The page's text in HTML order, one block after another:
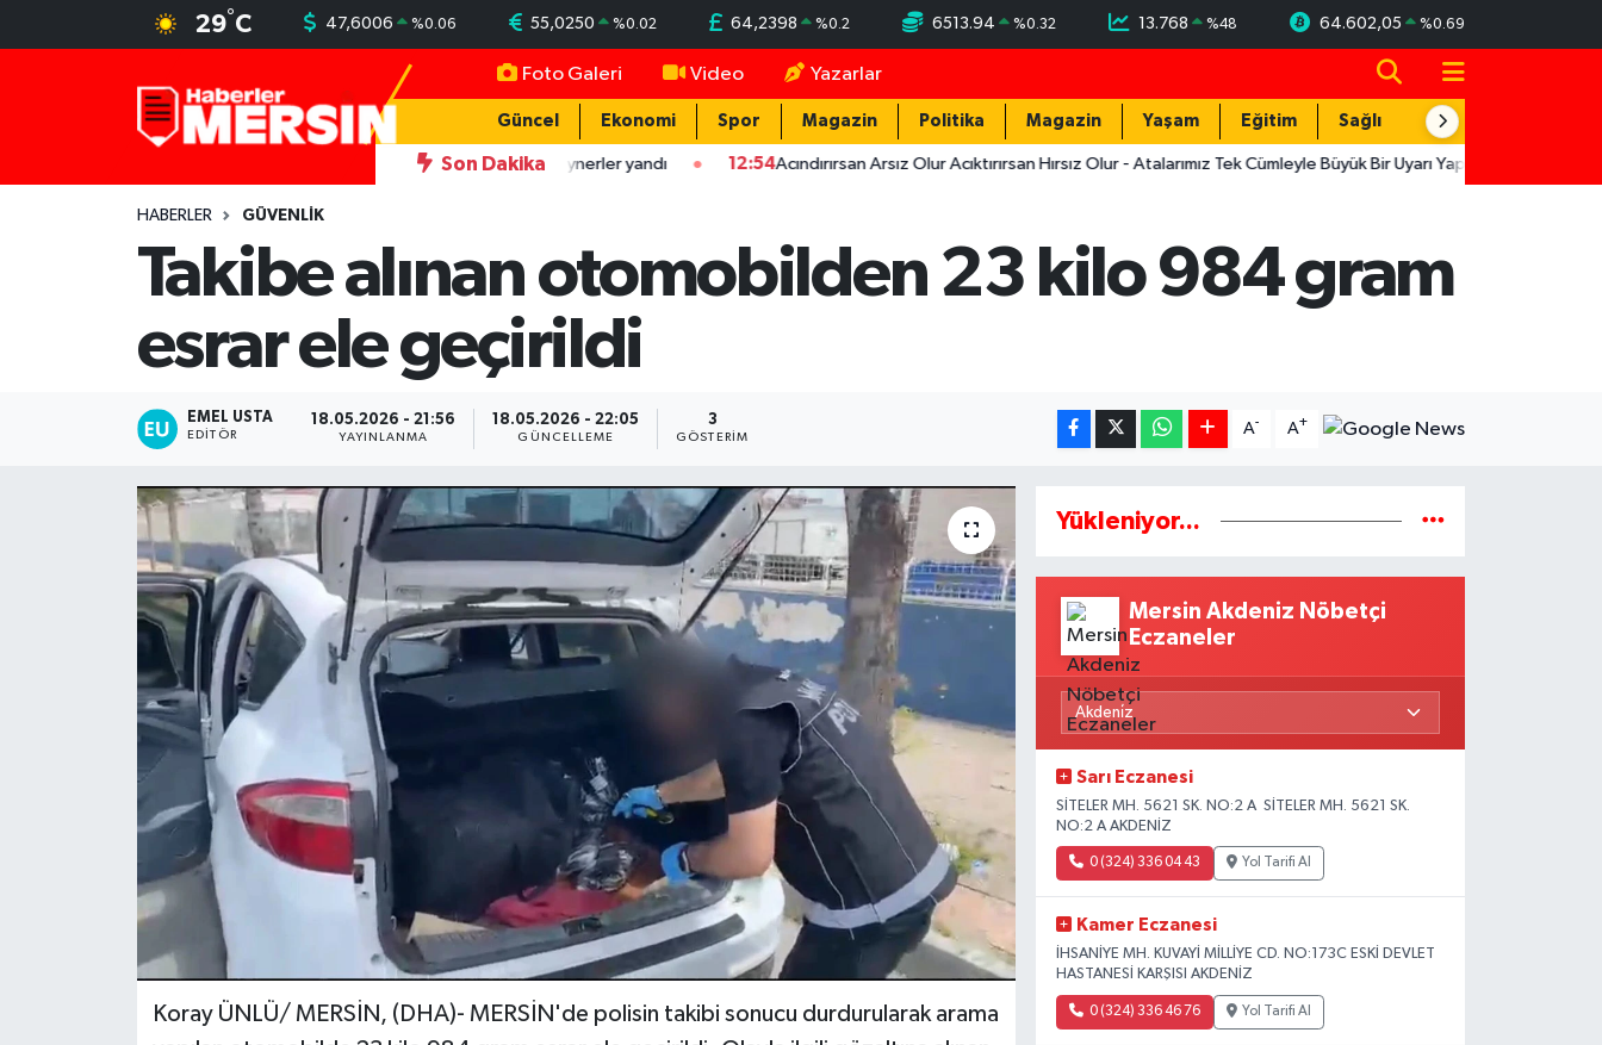
29°C 47,6006 %0.06 55,0250 %0.02 64,2398 %0.2 6513.94 %0.32 13.768 %48 64.602,05 %0.69
Foto Galeri Video Yazarlar
Güncel Ekonomi Spor Magazin Politika Magazin Yaşam Eğitim Sağlık Teknoloji
Son Dakika
İşçilerin kaldığı konteynerler yandı 12:54 Acındırırsan Arsız Olur Acıktırırsan Hırsız Olur - Atalarımız Tek Cümleyle Büyük Bir Uyarı Yapmış
HABERLER GÜVENLIK
Takibe alınan otomobilden 23 kilo 984 gram
esrar ele geçirildi
EMEL USTA
EDITÖR
18.05.2026 - 21:56
YAYINLANMA
18.05.2026 - 22:05
GÜNCELLEME
3
GÖSTERIM
A- A+
Koray ÜNLÜ/ MERSİN, (DHA)- MERSİN'de polisin takibi sonucu durdurularak arama
Yükleniyor...
Mersin Akdeniz Nöbetçi
Eczaneler
Sarı Eczanesi
SİTELER MH. 5621 SK. NO:2 A SİTELER MH. 5621 SK.
NO:2 A AKDENİZ
0 (324) 336 04 43 Yol Tarifi Al
Kamer Eczanesi
İHSANİYE MH. KUVAYİ MİLLİYE CD. NO:173C ESKİ DEVLET
HASTANESİ KARŞISI AKDENİZ
0 (324) 336 46 76 Yol Tarifi Al
Mersin Nöbetçi Eczaneler
Mersin Hava Durumu
Mersin Trafik Yoğunluk Haritası
Süper Lig Puan Durumu ve Fikstür
Tüm Manşetler
Haber Arşivi